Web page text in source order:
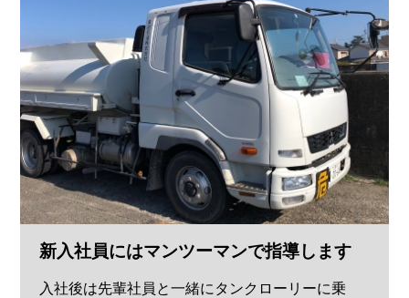
新入社員にはマンツーマンで指導します
入社後は先輩社員と一緒にタンクローリーに乗